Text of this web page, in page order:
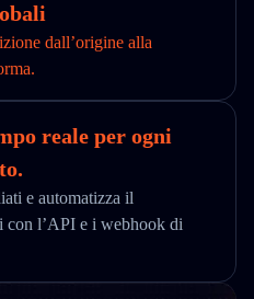
dall’origine alla
reale per ogni
e automatizza il
con l’API e i webhook di